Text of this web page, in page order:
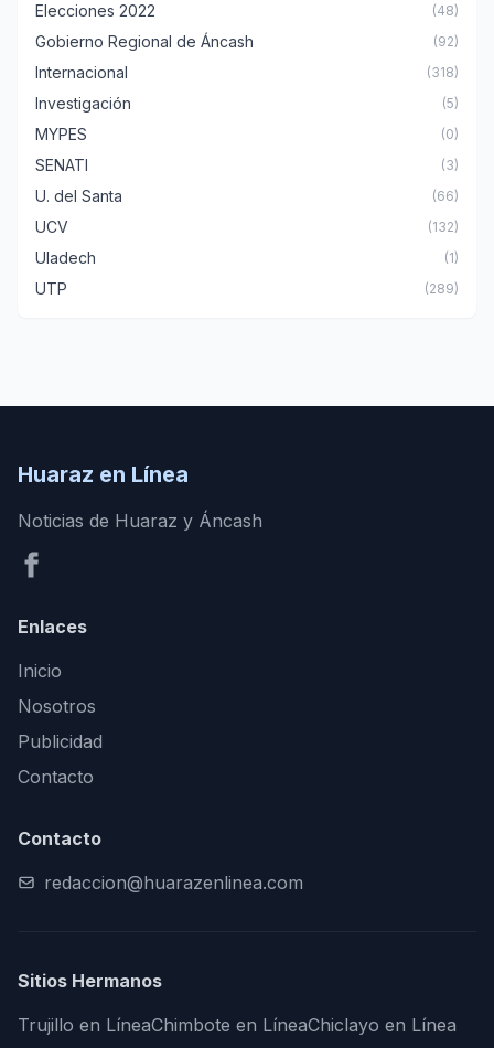
Elecciones 2022 (48)
Gobierno Regional de Áncash (92)
Internacional (318)
Investigación (5)
MYPES (0)
SENATI (3)
U. del Santa (66)
UCV (132)
Uladech (1)
UTP (289)
Huaraz en Línea
Noticias de Huaraz y Áncash
Enlaces
Inicio
Nosotros
Publicidad
Contacto
Contacto
redaccion@huarazenlinea.com
Sitios Hermanos
Trujillo en LíneaChimbote en LíneaChiclayo en Línea